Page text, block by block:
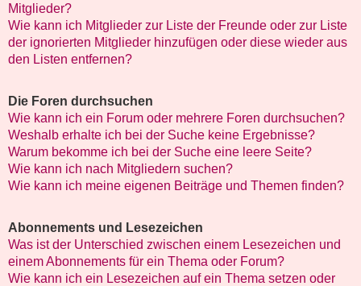
Mitglieder?
Wie kann ich Mitglieder zur Liste der Freunde oder zur Liste
der ignorierten Mitglieder hinzufügen oder diese wieder aus
den Listen entfernen?
Die Foren durchsuchen
Wie kann ich ein Forum oder mehrere Foren durchsuchen?
Weshalb erhalte ich bei der Suche keine Ergebnisse?
Warum bekomme ich bei der Suche eine leere Seite?
Wie kann ich nach Mitgliedern suchen?
Wie kann ich meine eigenen Beiträge und Themen finden?
Abonnements und Lesezeichen
Was ist der Unterschied zwischen einem Lesezeichen und
einem Abonnements für ein Thema oder Forum?
Wie kann ich ein Lesezeichen auf ein Thema setzen oder